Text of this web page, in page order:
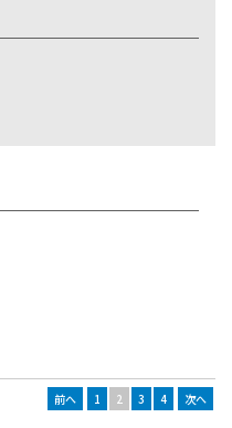
前へ 1 2 3 4 次へ